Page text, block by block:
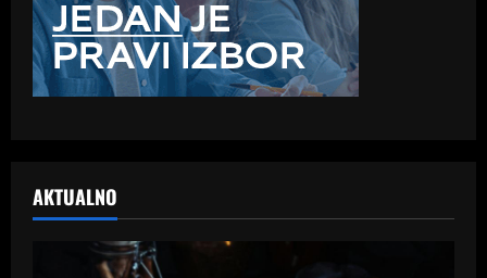
AKTUALNO